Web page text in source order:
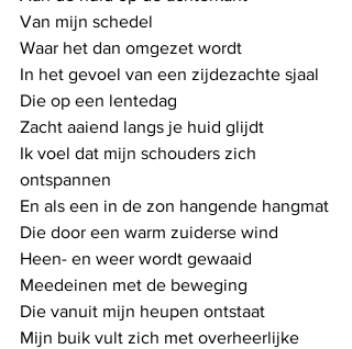
Van mijn schedel
Waar het dan omgezet wordt
In het gevoel van een zijdezachte sjaal
Die op een lentedag
Zacht aaiend langs je huid glijdt
Ik voel dat mijn schouders zich
ontspannen
En als een in de zon hangende hangmat
Die door een warm zuiderse wind
Heen- en weer wordt gewaaid
Meedeinen met de beweging
Die vanuit mijn heupen ontstaat
Mijn buik vult zich met overheerlijke